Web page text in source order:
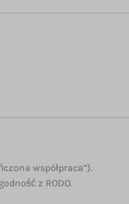
współpraca”).
z RODO.